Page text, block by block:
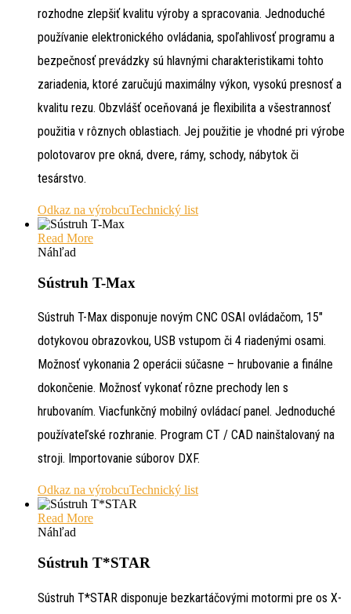
rozhodne zlepšiť kvalitu výroby a spracovania. Jednoduché
používanie elektronického ovládania, spoľahlivosť programu a
bezpečnosť prevádzky sú hlavnými charakteristikami tohto
zariadenia, ktoré zaručujú maximálny výkon, vysokú presnosť a
kvalitu rezu. Obzvlášť oceňovaná je flexibilita a všestrannosť
použitia v rôznych oblastiach. Jej použitie je vhodné pri výrobe
polotovarov pre okná, dvere, rámy, schody, nábytok či
tesárstvo.
Odkaz na výrobcuTechnický list
Read More
Náhľad
Sústruh T-Max
Sústruh T-Max disponuje novým CNC OSAI ovládačom, 15″
dotykovou obrazovkou, USB vstupom či 4 riadenými osami.
Možnosť vykonania 2 operácii súčasne – hrubovanie a finálne
dokončenie. Možnosť vykonať rôzne prechody len s
hrubovaním. Viacfunkčný mobilný ovládací panel. Jednoduché
používateľské rozhranie. Program CT / CAD nainštalovaný na
stroji. Importovanie súborov DXF.
Odkaz na výrobcuTechnický list
Read More
Náhľad
Sústruh T*STAR
Sústruh T*STAR disponuje bezkartáčovými motormi pre os X-